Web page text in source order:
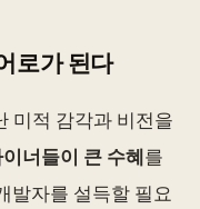
로가 된다
미적 감각과 비전을
너들이 큰 수혜 를
발자를 설득할 필요